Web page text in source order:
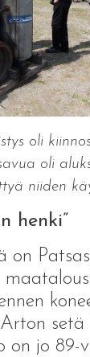
oli
oli
niiden
henki”
on
setä
on jo 89-